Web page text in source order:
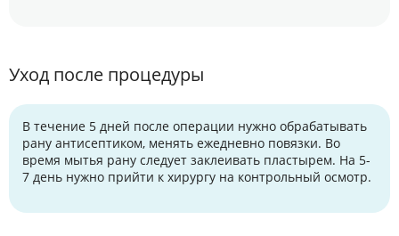
Уход после процедуры
В течение 5 дней после операции нужно обрабатывать
рану антисептиком, менять ежедневно повязки. Во
время мытья рану следует заклеивать пластырем. На 5-
7 день нужно прийти к хирургу на контрольный осмотр.